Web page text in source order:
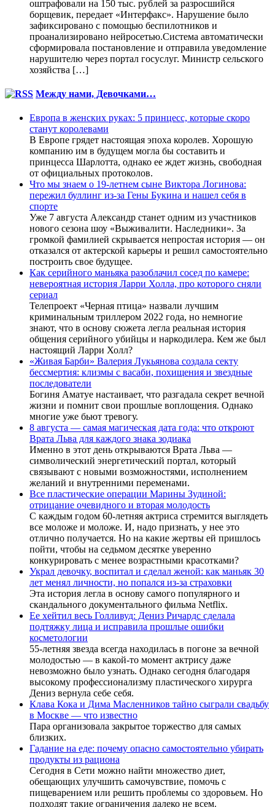
оштрафовали на 150 тыс. рублей за разросшийся
борщевик, передает «Интерфакс». Нарушение было
зафиксировано с помощью беспилотников и
проанализировано нейросетью.Система автоматически
сформировала постановление и отправила уведомление
нарушителю через портал госуслуг. Министр сельского
хозяйства […]
Между нами, Девочками…
Европа в женских руках: 5 принцесс, которые скоро
станут королевами
В Европе грядет настоящая эпоха королев. Хорошую
компанию им в будущем могла бы составить и
принцесса Шарлотта, однако ее ждет жизнь, свободная
от официальных протоколов.
Что мы знаем о 19-летнем сыне Виктора Логинова:
пережил буллинг из-за Гены Букина и нашел себя в
спорте
Уже 7 августа Александр станет одним из участников
нового сезона шоу «Выживалити. Наследники». За
громкой фамилией скрывается непростая история — он
отказался от актерской карьеры и решил самостоятельно
построить свое будущее.
Как серийного маньяка разоблачил сосед по камере:
невероятная история Ларри Холла, про которого сняли
сериал
Телепроект «Черная птица» назвали лучшим
криминальным триллером 2022 года, но немногие
знают, что в основу сюжета легла реальная история
общения серийного убийцы и наркодилера. Кем же был
настоящий Ларри Холл?
«Живая Барби» Валерия Лукьянова создала секту
бессмертия: клизмы с васаби, похищения и звездные
последователи
Богиня Аматуе настаивает, что разгадала секрет вечной
жизни и помнит свои прошлые воплощения. Однако
многие уже бьют тревогу.
8 августа — самая магическая дата года: что откроют
Врата Льва для каждого знака зодиака
Именно в этот день открываются Врата Льва —
символический энергетический портал, который
связывают с новыми возможностями, исполнением
желаний и внутренними переменами.
Все пластические операции Марины Зудиной:
отрицание очевидного и вторая молодость
С каждым годом 60-летняя актриса стремится выглядеть
все моложе и моложе. И, надо признать, у нее это
отлично получается. Но на какие жертвы ей пришлось
пойти, чтобы на седьмом десятке уверенно
конкурировать с менее возрастными красотками?
Украл девочку, воспитал и сделал женой: как маньяк 30
лет менял личности, но попался из-за страховки
Эта история легла в основу самого популярного и
скандального документального фильма Netflix.
Ее хейтил весь Голливуд: Дениз Ричардс сделала
подтяжку лица и исправила прошлые ошибки
косметологии
55-летняя звезда всегда находилась в погоне за вечной
молодостью — в какой-то момент актрису даже
невозможно было узнать. Однако сегодня благодаря
высокому профессионализму пластического хирурга
Дениз вернула себе себя.
Клава Кока и Дима Масленников тайно сыграли свадьбу
в Москве — что известно
Пара организовала закрытое торжество для самых
близких.
Гадание на еде: почему опасно самостоятельно убирать
продукты из рациона
Сегодня в Сети можно найти множество диет,
обещающих улучшить самочувствие, помочь с
пищеварением или решить проблемы со здоровьем. Но
подходят такие ограничения далеко не всем.